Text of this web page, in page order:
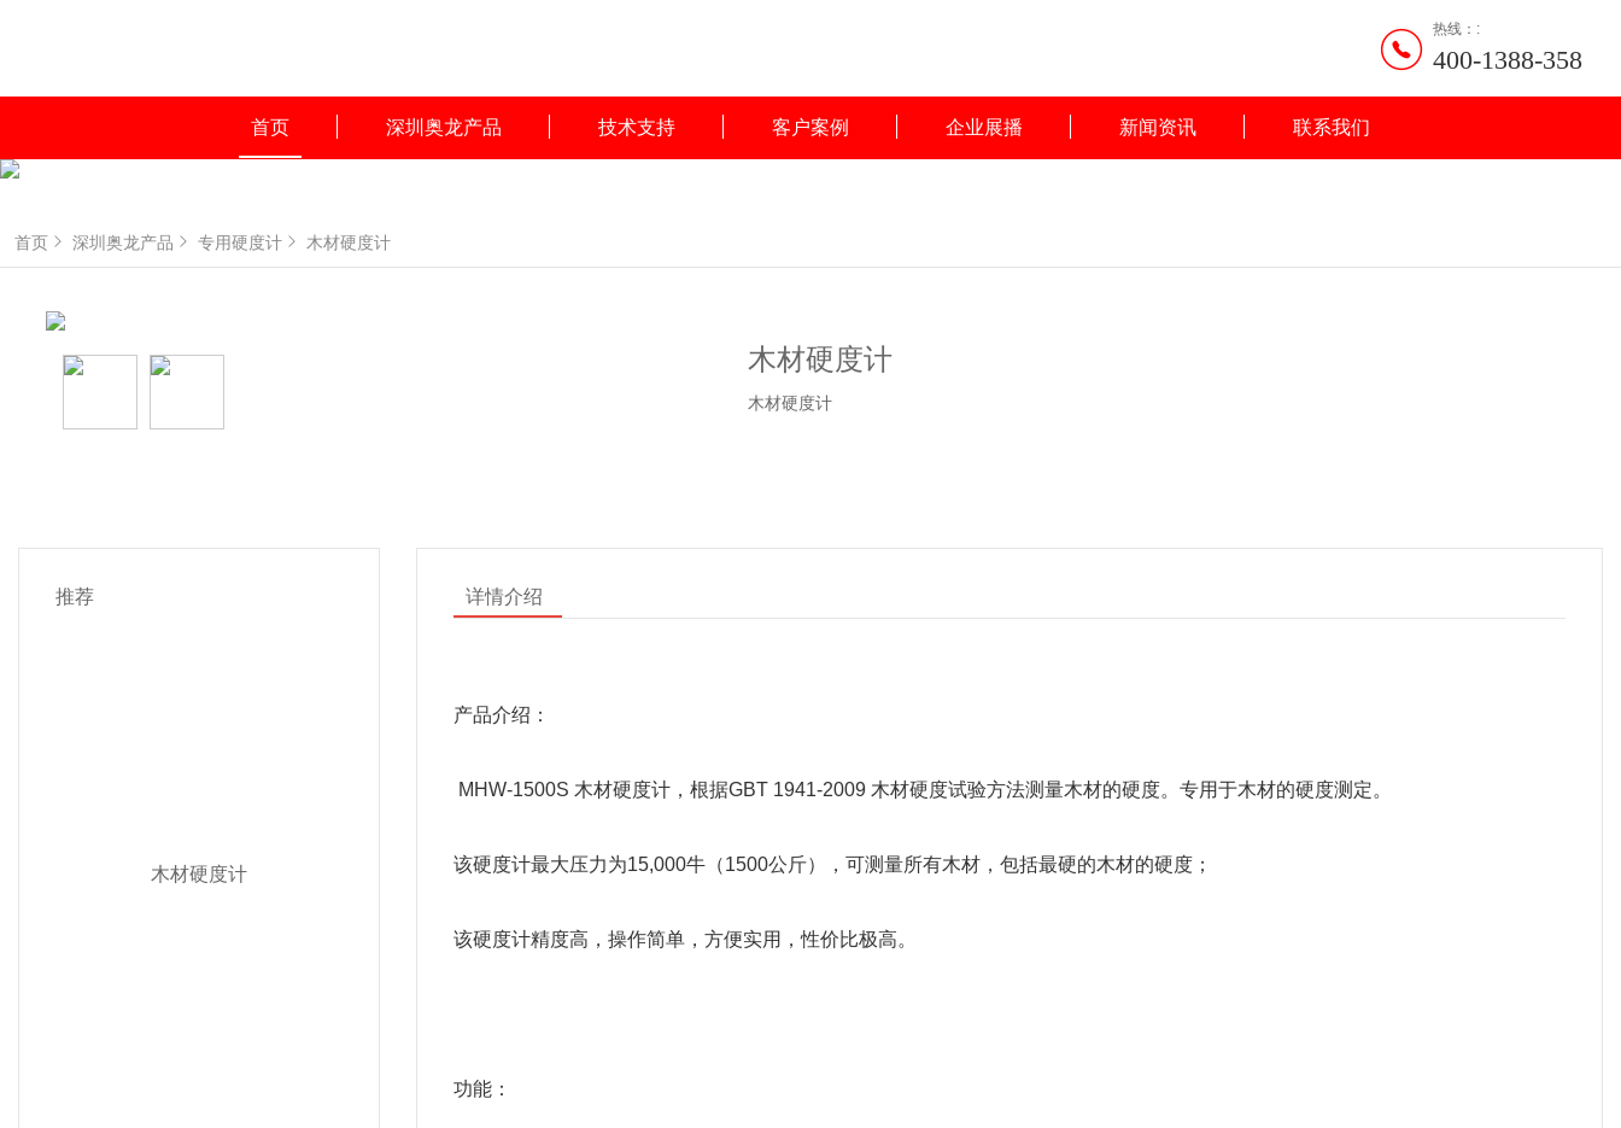
热线：:
400-1388-358
首页 深圳奥龙产品 技术支持 客户案例 企业展播 新闻资讯 联系我们
首页 深圳奥龙产品 专用硬度计 木材硬度计
木材硬度计
木材硬度计
推荐
木材硬度计
详情介绍
产品介绍：
MHW-1500S 木材硬度计，根据GBT 1941-2009 木材硬度试验方法测量木材的硬度。专用于木材的硬度测定。
该硬度计最大压力为15,000牛（1500公斤），可测量所有木材，包括最硬的木材的硬度；
该硬度计精度高，操作简单，方便实用，性价比极高。
功能：